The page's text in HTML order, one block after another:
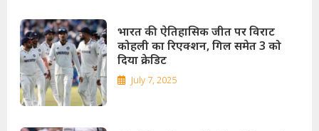
भारत की ऐतिहासिक जीत पर विराट
कोहली का रिएक्शन, गिल समेत 3 को
दिया क्रेडिट
July 7, 2025